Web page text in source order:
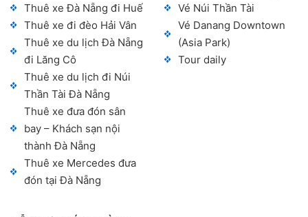
Thuê xe Đà Nẵng đi Huế
Thuê xe đi đèo Hải Vân
Thuê xe du lịch Đà Nẵng
đi Lăng Cô
Thuê xe du lịch đi Núi
Thần Tài Đà Nẵng
Thuê xe đưa đón sân
bay – Khách sạn nội
thành Đà Nẵng
Thuê xe Mercedes đưa
đón tại Đà Nẵng
Vé Núi Thần Tài
Vé Danang Downtown
(Asia Park)
Tour daily